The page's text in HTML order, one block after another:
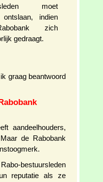
moet
ontslaan, indien
zich
gedraagt.
graag beantwoord
aandeelhouders,
de Rabobank
bestuursleden
reputatie als ze